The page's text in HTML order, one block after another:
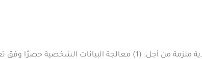
إذا قمنا بإشراك معالج تابع لجهة خارجية لمعالجة بياناتك الشخصية، فسيخضع هذا المعالج لالتزامات تعاقدية ملزمة من أجل: (1)